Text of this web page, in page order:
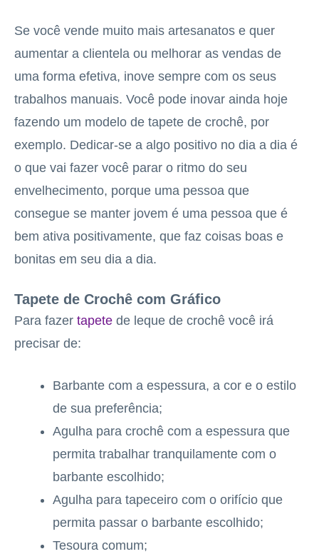
Se você vende muito mais artesanatos e quer
aumentar a clientela ou melhorar as vendas de
uma forma efetiva, inove sempre com os seus
trabalhos manuais. Você pode inovar ainda hoje
fazendo um modelo de tapete de crochê, por
exemplo. Dedicar-se a algo positivo no dia a dia é
o que vai fazer você parar o ritmo do seu
envelhecimento, porque uma pessoa que
consegue se manter jovem é uma pessoa que é
bem ativa positivamente, que faz coisas boas e
bonitas em seu dia a dia.
Tapete de Crochê com Gráfico
Para fazer tapete de leque de crochê você irá
precisar de:
Barbante com a espessura, a cor e o estilo
de sua preferência;
Agulha para crochê com a espessura que
permita trabalhar tranquilamente com o
barbante escolhido;
Agulha para tapeceiro com o orifício que
permita passar o barbante escolhido;
Tesoura comum;